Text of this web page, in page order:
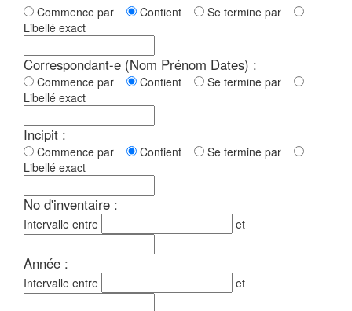
Commence par Contient
Se termine par
Libellé exact
Correspondant-e (Nom Prénom Dates) :
Commence par Contient
Se termine par
Libellé exact
Incipit :
Commence par Contient
Se termine par
Libellé exact
No d'inventaire :
Intervalle entre et
Année :
Intervalle entre et